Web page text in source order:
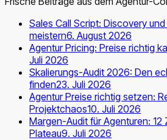
Sales Call Script: Discovery
meistern6. August 2026
Agentur Pricing: Preise richtig
Juli 2026
Skalierungs-Audit 2026: Den
finden23. Juli 2026
Agentur Preise richtig setzen:
Projektchaos10. Juli 2026
Margen-Audit für Agenturen: 12
Plateau9. Juli 2026